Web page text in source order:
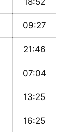
09:27
21:46
07:04
13:25
16:25